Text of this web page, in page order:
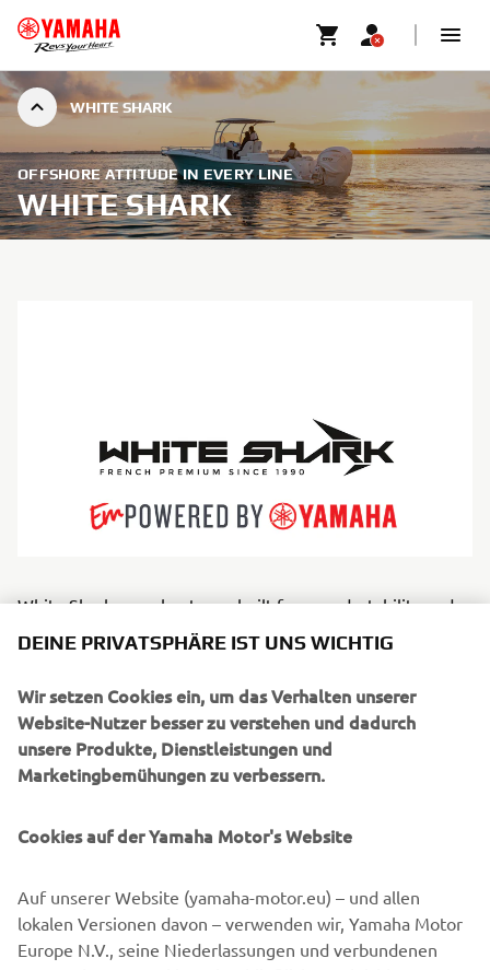
WHITE SHARK
OFFSHORE ATTITUDE IN EVERY LINE
WHITE SHARK
White Shark open boats are built for speed, stability and
strong seas. Recognisable by their striking profiles and
for offshore confidence. Great for anglers, thrill riders and
coastal explorers, White Shark models provide spacious
decks and robust performance. They thrive where
weather and waves demand respect. Each vessel is a
testament to premium maritime engineering, defined by
attention to detail.
DEINE PRIVATSPHÄRE IST UNS WICHTIG
Wir setzen Cookies ein, um das Verhalten unserer
Website-Nutzer besser zu verstehen und dadurch
unsere Produkte, Dienstleistungen und
Marketingbemühungen zu verbessern.
Cookies auf der Yamaha Motor's Website
Auf unserer Website (yamaha-motor.eu) – und allen
lokalen Versionen davon – verwenden wir, Yamaha Motor
Europe N.V., seine Niederlassungen und verbundenen